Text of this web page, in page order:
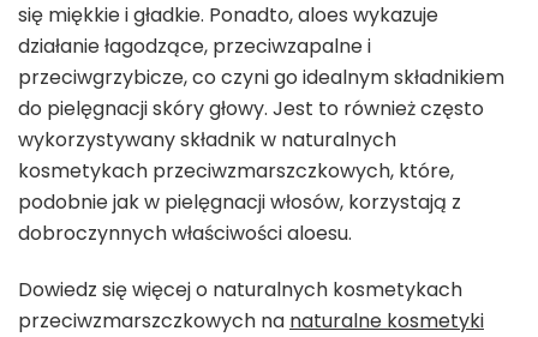
się miękkie i gładkie. Ponadto, aloes wykazuje
działanie łagodzące, przeciwzapalne i
przeciwgrzybicze, co czyni go idealnym składnikiem
do pielęgnacji skóry głowy. Jest to również często
wykorzystywany składnik w naturalnych
kosmetykach przeciwzmarszczkowych, które,
podobnie jak w pielęgnacji włosów, korzystają z
dobroczynnych właściwości aloesu.
Dowiedz się więcej o naturalnych kosmetykach
przeciwzmarszczkowych na naturalne kosmetyki